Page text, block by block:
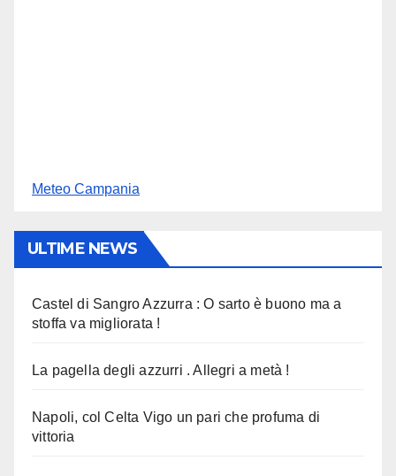
Meteo Campania
ULTIME NEWS
Castel di Sangro Azzurra : O sarto è buono ma a
stoffa va migliorata !
La pagella degli azzurri . Allegri a metà !
Napoli, col Celta Vigo un pari che profuma di
vittoria